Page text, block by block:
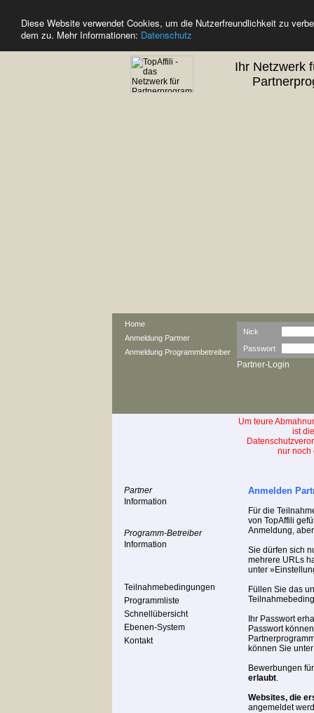
Diese Website verwendet Cookies, um die Nutzerfreundlichkeit zu
dem zu. Mehr Informationen: Datenschutz
Ihr Netzwerk
Home
Anmeldung Partner
Anmeldung Programmbetreiber
Nick
Passwort
Partner-Login
Um teure
ist
nur noch
Partner
Information
Programm-Betreiber
Information
Teilnahmebedingungen
Programmliste
Schnellübersicht
Ebenen-System
Kontakt
Anmelden
Für die
von TopAffili
Anmeldung,
Sie dürfen sich
mehrere URLs
unter
Füllen Sie das
Ihr Passwort
Passwort
können Sie
Bewerbungen
erlaubt.
Websites, die
angemeldet